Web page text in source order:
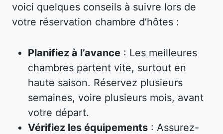
voici quelques conseils à suivre lors de
votre réservation chambre d’hôtes :
Planifiez à l’avance : Les meilleures
chambres partent vite, surtout en
haute saison. Réservez plusieurs
semaines, voire plusieurs mois, avant
votre départ.
Vérifiez les équipements : Assurez-